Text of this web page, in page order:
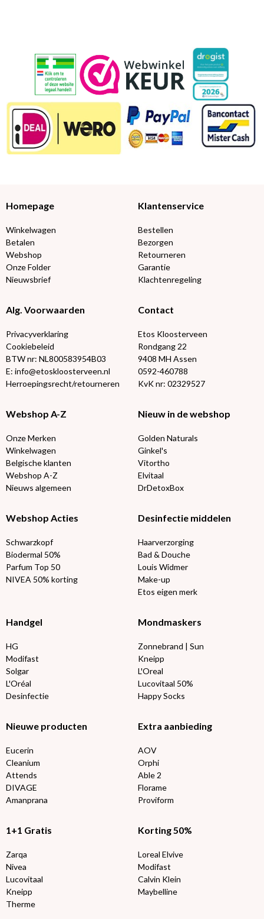
Homepage
Winkelwagen
Betalen
Webshop
Onze Folder
Nieuwsbrief
Klantenservice
Bestellen
Bezorgen
Retourneren
Garantie
Klachtenregeling
Alg. Voorwaarden
Privacyverklaring
Cookiebeleid
BTW nr: NL800583954B03
E: info@etoskloosterveen.nl
Herroepingsrecht/retourneren
Contact
Etos Kloosterveen
Rondgang 22
9408 MH Assen
0592-460788
KvK nr: 02329527
Webshop A-Z
Onze Merken
Winkelwagen
Belgische klanten
Webshop A-Z
Nieuws algemeen
Nieuw in de webshop
Golden Naturals
Ginkel's
Vitortho
Elvitaal
DrDetoxBox
Webshop Acties
Schwarzkopf
Biodermal 50%
Parfum Top 50
NIVEA 50% korting
Desinfectie middelen
Haarverzorging
Bad & Douche
Louis Widmer
Make-up
Etos eigen merk
Handgel
HG
Modifast
Solgar
L'Oréal
Desinfectie
Mondmaskers
Zonnebrand | Sun
Kneipp
L'Oreal
Lucovitaal 50%
Happy Socks
Nieuwe producten
Eucerin
Cleanium
Attends
DIVAGE
Amanprana
Extra aanbieding
AOV
Orphi
Able 2
Florame
Proviform
1+1 Gratis
Zarqa
Nivea
Lucovitaal
Kneipp
Therme
Korting 50%
Loreal Elvive
Modifast
Calvin Klein
Maybelline